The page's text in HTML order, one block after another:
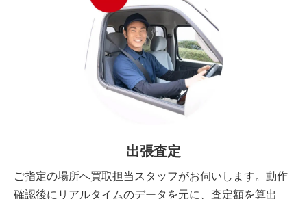
出張査定
ご指定の場所へ買取担当スタッフがお伺いします。動作
確認後にリアルタイムのデータを元に、査定額を算出